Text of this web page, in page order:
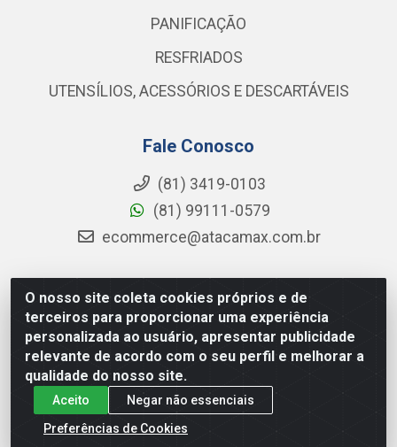
O nosso site coleta cookies próprios e de
terceiros para proporcionar uma experiência
personalizada ao usuário, apresentar publicidade
relevante de acordo com o seu perfil e melhorar a
qualidade do nosso site.
Aceito
Negar não essenciais
Preferências de Cookies
PANIFICAÇÃO
RESFRIADOS
UTENSÍLIOS, ACESSÓRIOS E DESCARTÁVEIS
Fale Conosco
(81) 3419-0103
(81) 99111-0579
ecommerce@atacamax.com.br
Atacamax Importadora de Alimentos LTDA - RODOVIA BR-
101 - SUL, KM 79,60 GP E GALPAO:D - Muribeca, Jaboatão dos
Guararapes - PE, 54355-010 - CNPJ 08.305.623/0001-84